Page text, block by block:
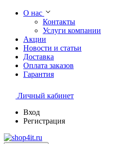
О нас
Контакты
Услуги компании
Акции
Новости и статьи
Доставка
Оплата заказов
Гарантия
Личный кабинет
Вход
Регистрация